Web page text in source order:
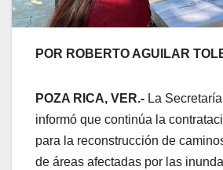
POR ROBERTO AGUILAR
POZA RICA, VER.- La
informó que continúa la
para la reconstrucción de
de áreas afectadas por las